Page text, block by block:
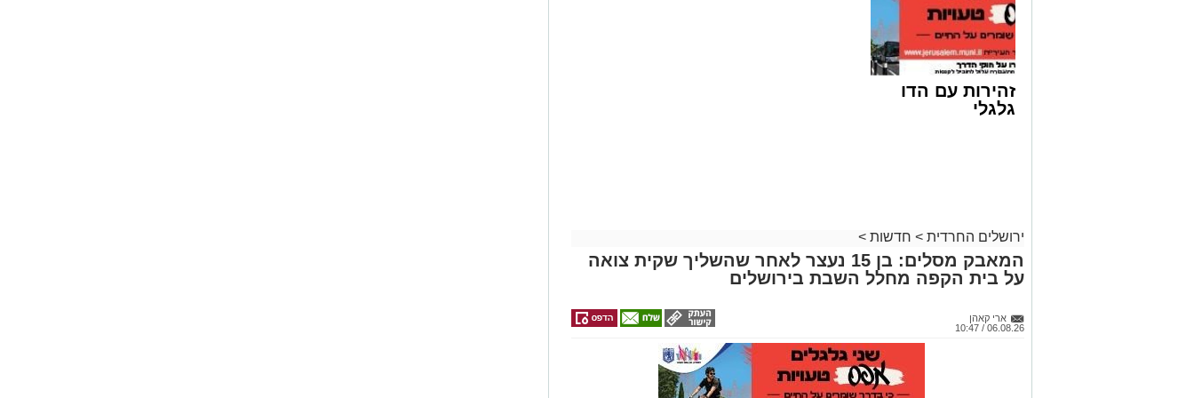
"ים לירושלמים": צפו באלפים משתכשכים בפתרון המפתיע והמרענן של הקיץ
זהירות עם הדו
גלגלי
ירושלים החרדית > חדשות >
המאבק מסלים: בן 15 נעצר לאחר שהשליך שקית צואה
על בית הקפה מחלל השבת בירושלים
ארי קאהן
06.08.26 / 10:47